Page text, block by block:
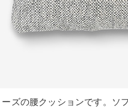
ズの腰クッションです。